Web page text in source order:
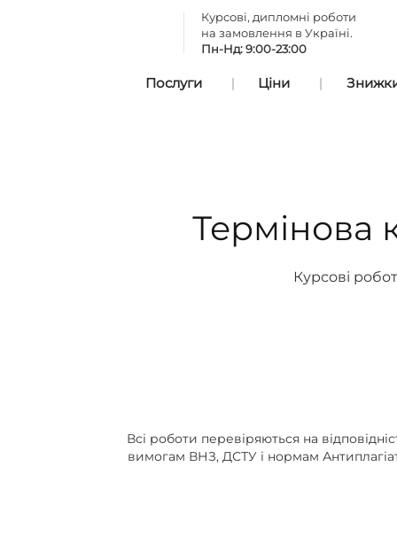
Курсові, дипломні роботи
на замовлення в Україні.
Пн-Нд: 9:00-23:00
Послуги Ціни Знижки
Термінова
Курсові
Всі роботи перевіряються на
вимогам ВНЗ, ДСТУ і нормам